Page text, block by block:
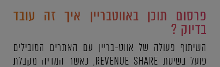
פרסום תוכן באווטבריין איך זה עובד
בדיוק ?
השיתוף פעולה של אווט-בריין עם האתרים המובילים
פועל בשיטת REVENUE SHARE, כאשר המדיה מקבלת